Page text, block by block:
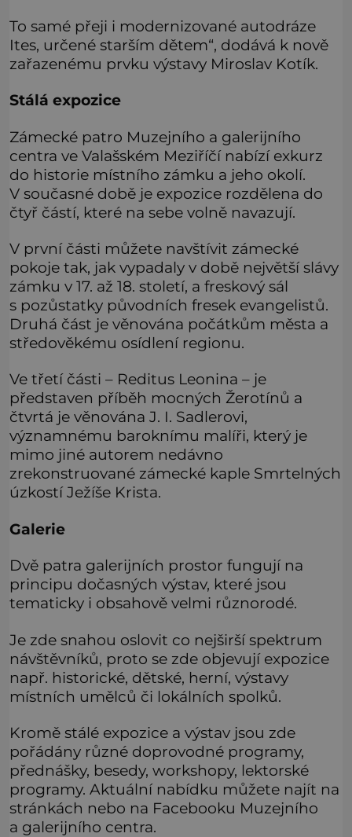
To samé přeji i modernizované autodráze
Ites, určené starším dětem“, dodává k nově
zařazenému prvku výstavy Miroslav Kotík.
Stálá expozice
Zámecké patro Muzejního a galerijního
centra ve Valašském Meziříčí nabízí exkurz
do historie místního zámku a jeho okolí.
V současné době je expozice rozdělena do
čtyř částí, které na sebe volně navazují.
V první části můžete navštívit zámecké
pokoje tak, jak vypadaly v době největší slávy
zámku v 17. až 18. století, a freskový sál
s pozůstatky původních fresek evangelistů.
Druhá část je věnována počátkům města a
středověkému osídlení regionu.
Ve třetí části – Reditus Leonina – je
představen příběh mocných Žerotínů a
čtvrtá je věnována J. I. Sadlerovi,
významnému baroknímu malíři, který je
mimo jiné autorem nedávno
zrekonstruované zámecké kaple Smrtelných
úzkostí Ježíše Krista.
Galerie
Dvě patra galerijních prostor fungují na
principu dočasných výstav, které jsou
tematicky i obsahově velmi různorodé.
Je zde snahou oslovit co nejširší spektrum
návštěvníků, proto se zde objevují expozice
např. historické, dětské, herní, výstavy
místních umělců či lokálních spolků.
Kromě stálé expozice a výstav jsou zde
pořádány různé doprovodné programy,
přednášky, besedy, workshopy, lektorské
programy. Aktuální nabídku můžete najít na
stránkách nebo na Facebooku Muzejního
a galerijního centra.